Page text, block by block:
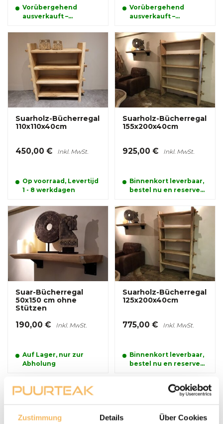
Zustimmung Details Über Cookies
Vorübergehend
ausverkauft –
reservieren Sie Ihr
Produkt schon jetzt
Vorübergehend
ausverkauft –
reservieren Sie Ihr
Produkt schon jetzt
Suarholz-Bücherregal
110x110x40cm
450,00 € Inkl. MwSt.
Op voorraad, Levertijd
1 - 8 werkdagen
Suarholz-Bücherregal
155x200x40cm
925,00 € Inkl. MwSt.
Binnenkort leverbaar,
bestel nu en reserveer
Suar-Bücherregal
50x150 cm ohne
Stützen
190,00 € Inkl. MwSt.
Auf Lager, nur zur
Abholung
Suarholz-Bücherregal
125x200x40cm
775,00 € Inkl. MwSt.
Binnenkort leverbaar,
bestel nu en reserveer